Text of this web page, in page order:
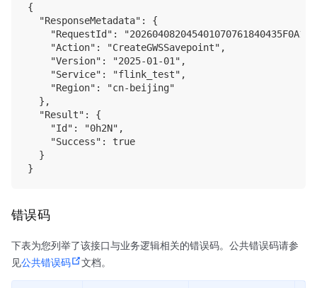
{
  "ResponseMetadata": {
"RequestId":
    "Action": "CreateGWSSavepoint",
    "Version": "2025-01-01",
    "Service": "flink_test",
    "Region": "cn-beijing"
  },
  "Result": {
    "Id": "0h2N",
    "Success": true
  }
错误码
下表为您列举了该接口与业务逻辑相关的错误码。公共错误码请参
见公共错误码 文档。